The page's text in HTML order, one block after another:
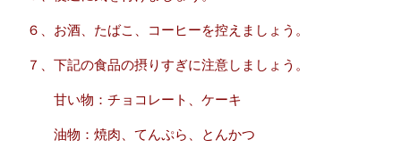
６、お酒、たばこ、コーヒーを控えましょう。
７、下記の食品の摂りすぎに注意しましょう。
甘い物：チョコレート、ケーキ
油物：焼肉、てんぷら、とんかつ